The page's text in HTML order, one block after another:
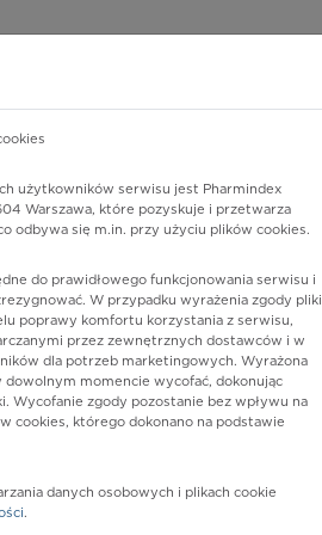
wiedzy o lekach
użytkowników serwisu jest Pharmindex
Warszawa, które pozyskuje i przetwarza
odbywa się m.in. przy użyciu plików cookies.
do prawidłowego funkcjonowania serwisu i
W przypadku wyrażenia zgody pliki
poprawy komfortu korzystania z serwisu,
przez zewnętrznych dostawców i w
dla potrzeb marketingowych. Wyrażona
dowolnym momencie wycofać, dokonując
Wycofanie zgody pozostanie bez wpływu na
cookies, którego dokonano na podstawie
danych osobowych i plikach cookie
.